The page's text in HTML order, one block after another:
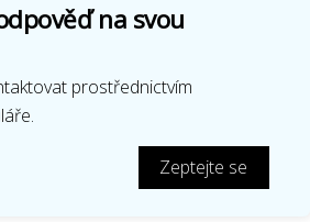
na svou
prostřednictvím
Zeptejte se